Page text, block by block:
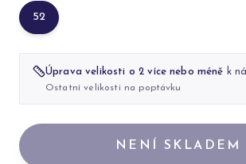
52
Úprava velikosti o 2 více nebo méně k
Ostatní velikosti na poptávku
NENÍ SKLADEM